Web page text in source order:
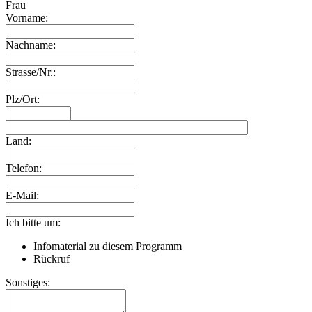
Frau
Vorname:
Nachname:
Strasse/Nr.:
Plz/Ort:
Land:
Telefon:
E-Mail:
Ich bitte um:
Infomaterial zu diesem Programm
Rückruf
Sonstiges: